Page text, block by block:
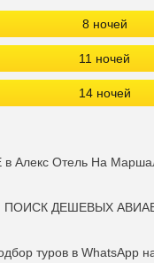
8 ночей
11 ночей
14 ночей
Алекс Отель На
ПОИСК ДЕШЕВЫХ
туров в WhatsApp